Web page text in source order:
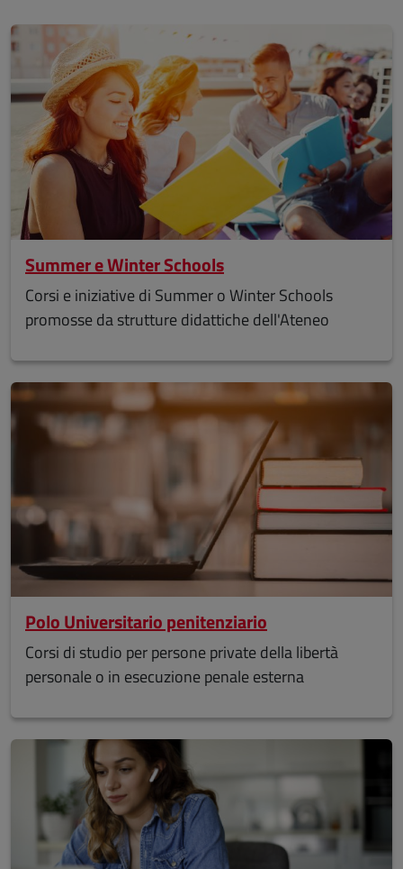
Summer e Winter Schools
Corsi e iniziative di Summer o Winter Schools
promosse da strutture didattiche dell'Ateneo
Polo Universitario penitenziario
Corsi di studio per persone private della libertà
personale o in esecuzione penale esterna